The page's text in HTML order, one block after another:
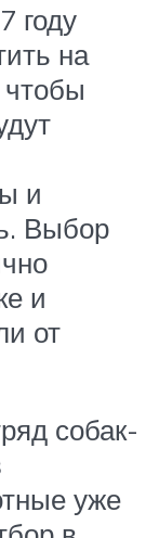
году
на
и
Выбор
и
от
собак-
уже